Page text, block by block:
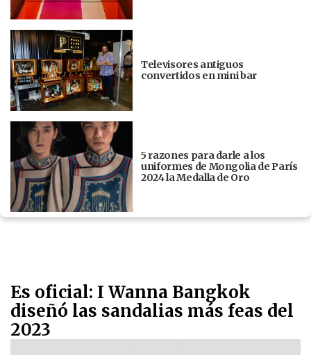
Televisores antiguos
convertidos en mini bar
5 razones para darle a los
uniformes de Mongolia de París
2024 la Medalla de Oro
Es oficial: I Wanna Bangkok
diseñó las sandalias más feas del
2023